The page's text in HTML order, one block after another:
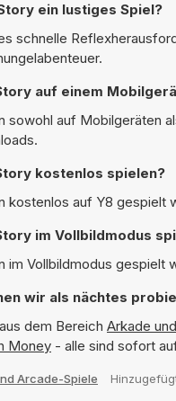
ein lustiges Spiel?
schnelle
auf einem
sowohl auf Mobilgeräten
kostenlos spielen?
kostenlos auf Y8 gespielt
im Vollbildmodus
im Vollbildmodus
wir als nächtes
dem Bereich Arkade
Money - alle sind sofort
Arcade-Spiele